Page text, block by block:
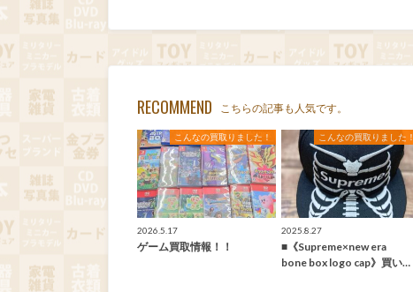
RECOMMEND こちらの記事も人気です。
こんなの買取りました！
2026.5.17
ゲーム買取情報！！
こんなの買取りました！
2025.8.27
■《Supreme×new era
bone box logo cap》買い…